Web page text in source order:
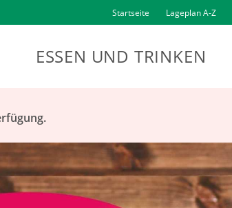
Startseite Lageplan A-Z
ESSEN UND TRINKEN